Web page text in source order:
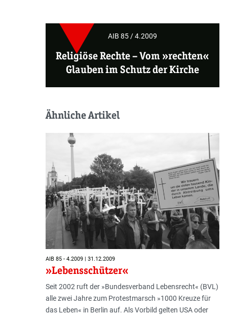
AIB 85 / 4.2009
Religiöse Rechte–Vom »rechten«
Glauben im Schutz der Kirche
Ähnliche Artikel
AIB 85 - 4.2009 | 31.12.2009
»Lebensschützer«
Seit 2002 ruft der »Bundesverband Lebensrecht« (BVL)
alle zwei Jahre zum Protestmarsch »1000 Kreuze für
das Leben« in Berlin auf. Als Vorbild gelten USA oder